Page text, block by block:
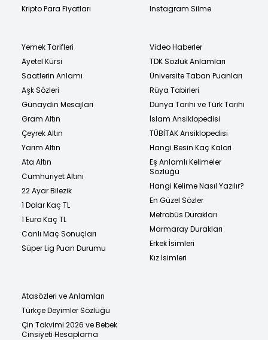
Kripto Para Fiyatları
Instagram Silme
Yemek Tarifleri
Ayetel Kürsi
Saatlerin Anlamı
Aşk Sözleri
Günaydın Mesajları
Gram Altın
Çeyrek Altın
Yarım Altın
Ata Altın
Cumhuriyet Altını
22 Ayar Bilezik
1 Dolar Kaç TL
1 Euro Kaç TL
Canlı Maç Sonuçları
Süper Lig Puan Durumu
Video Haberler
TDK Sözlük Anlamları
Üniversite Taban Puanları
Rüya Tabirleri
Dünya Tarihi ve Türk Tarihi
İslam Ansiklopedisi
TÜBİTAK Ansiklopedisi
Hangi Besin Kaç Kalori
Eş Anlamlı Kelimeler
Sözlüğü
Hangi Kelime Nasıl Yazılır?
En Güzel Sözler
Metrobüs Durakları
Marmaray Durakları
Erkek İsimleri
Kız İsimleri
Atasözleri ve Anlamları
Türkçe Deyimler Sözlüğü
Çin Takvimi 2026 ve Bebek
Cinsiyeti Hesaplama